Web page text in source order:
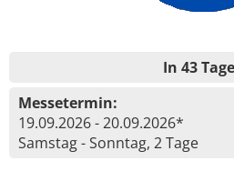
In 43
Messetermin:
19.09.2026 - 20.09.2026*
Samstag - Sonntag, 2 Tage